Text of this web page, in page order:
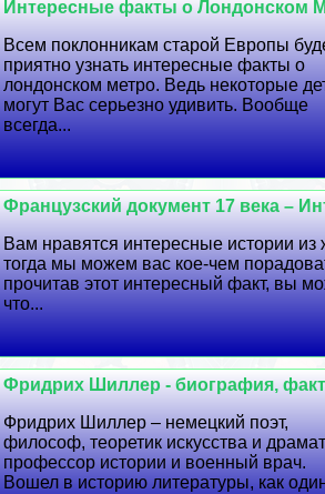
Интересные факты о Лондонском
Всем поклонникам старой Европы
приятно узнать интересные факты о
лондонском метро. Ведь некоторые
могут Вас серьезно удивить. Вообще
всегда...
Французский документ 17 века –
Вам нравятся интересные истории из
тогда мы можем вас кое-чем
прочитав этот интересный факт, вы
что...
Фридрих Шиллер - биография,
Фридрих Шиллер – немецкий поэт,
философ, теоретик искусства и
профессор истории и военный врач.
Вошел в историю литературы, как